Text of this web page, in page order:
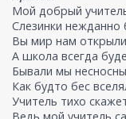
Мой добрый
Слезинки нежданно
Вы мир нам
А школа всегда
Бывали мы
Как будто бес
Учитель тихо